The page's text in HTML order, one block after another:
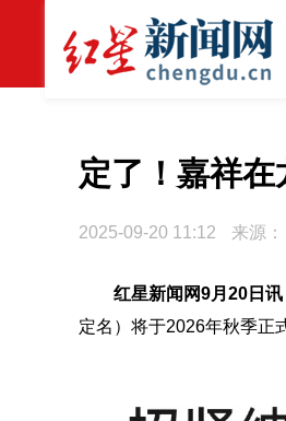
定了！嘉祥
2025-09-20 11:12 来源：
红星新闻网9月20日讯
定名）将于2026年秋季正